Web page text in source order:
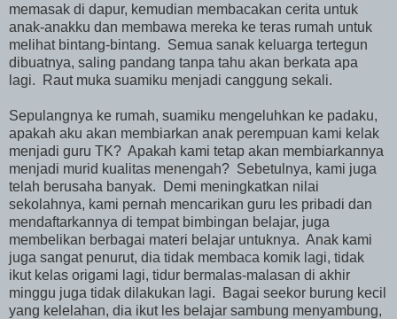
memasak di dapur, kemudian membacakan cerita untuk
anak-anakku dan membawa mereka ke teras rumah untuk
melihat bintang-bintang. Semua sanak keluarga tertegun
dibuatnya, saling pandang tanpa tahu akan berkata apa
lagi. Raut muka suamiku menjadi canggung sekali.
Sepulangnya ke rumah, suamiku mengeluhkan ke padaku,
apakah aku akan membiarkan anak perempuan kami kelak
menjadi guru TK? Apakah kami tetap akan membiarkannya
menjadi murid kualitas menengah? Sebetulnya, kami juga
telah berusaha banyak. Demi meningkatkan nilai
sekolahnya, kami pernah mencarikan guru les pribadi dan
mendaftarkannya di tempat bimbingan belajar, juga
membelikan berbagai materi belajar untuknya. Anak kami
juga sangat penurut, dia tidak membaca komik lagi, tidak
ikut kelas origami lagi, tidur bermalas-malasan di akhir
minggu juga tidak dilakukan lagi. Bagai seekor burung kecil
yang kelelahan, dia ikut les belajar sambung menyambung,